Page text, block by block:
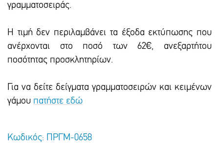
γραμματοσειράς.
Η τιμή δεν περιλαμβάνει τα έξοδα εκτύπωσης που
ανέρχονται στο ποσό των 62€, ανεξαρτήτου
ποσότητας προσκλητηρίων.
Για να δείτε δείγματα γραμματοσειρών και κειμένων
γάμου πατήστε εδώ
Κωδικός: ΠΡΓΜ-0658